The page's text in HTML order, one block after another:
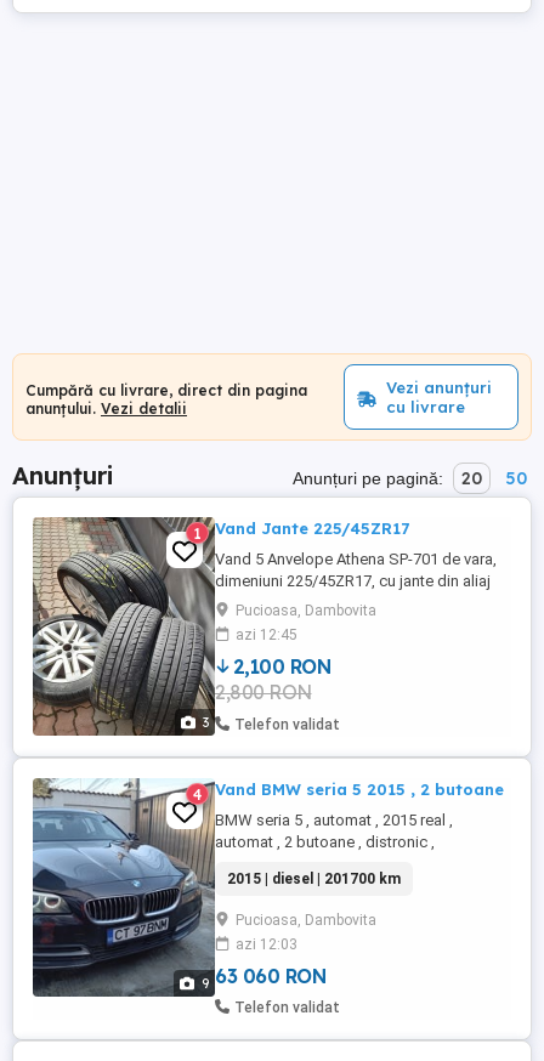
Cumpără cu livrare, direct din pagina
anunțului. Vezi detalii
Vezi anunțuri
cu livrare
Anunțuri Anunțuri pe pagină: 20 50
3
1 Vand Jante 225/45ZR17
Vand 5 Anvelope Athena SP-701 de vara,
dimeniuni 225/45ZR17, cu jante din aliaj
originale Renault
Pucioasa, Dambovita
azi 12:45
2,100 RON
2,800 RON
Telefon validat
9
4 Vand BMW seria 5 2015 , 2 butoane
BMW seria 5 , automat , 2015 real ,
automat , 2 butoane , distronic ,
rulat în România doar 10000 km , stare
ireproșabilă, foarte ingrijita , interior ca si
nou cu piele neagra ,pret fixxxxx
2015 | diesel | 201700 km
Pucioasa, Dambovita
azi 12:03
63 060 RON
Telefon validat